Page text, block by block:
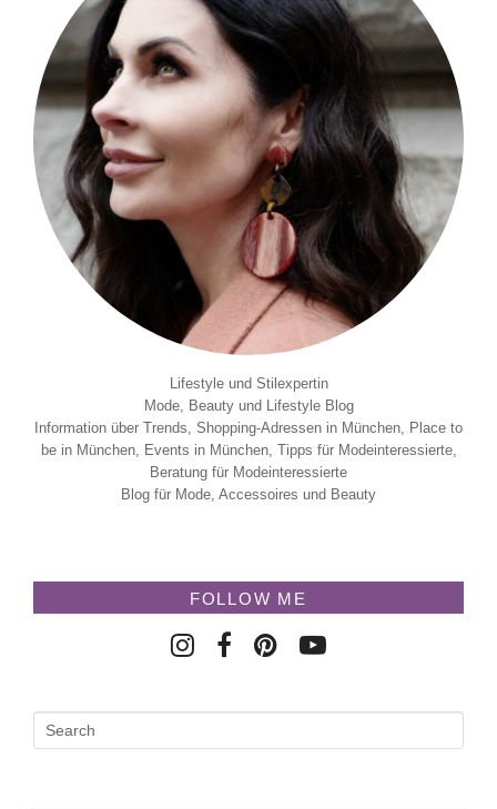
Lifestyle und Stilexpertin
Mode, Beauty und Lifestyle Blog
Information über Trends, Shopping-Adressen in München, Place to
be in München, Events in München, Tipps für Modeinteressierte,
Beratung für Modeinteressierte
Blog für Mode, Accessoires und Beauty
FOLLOW ME